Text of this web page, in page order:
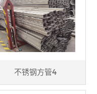
不锈钢方管4